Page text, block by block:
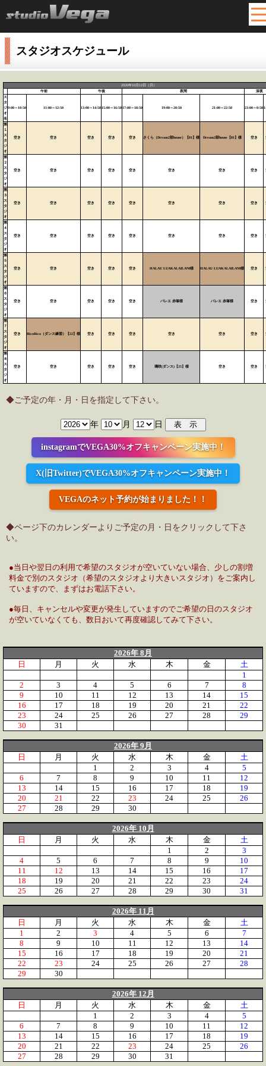
スタジオスケジュール
2026年10月12日（月）
午前
午後 夜間
深夜
ス
タ
ジ
オ
名
9:00～10:50 11:00～12:50 13:00～14:5015:00～16:5017:00～18:50 19:00～20:50 21:00～22:50 23:00～0:50
第
１
ス
タ
ジ
オ
空き 空き 空き 空き 空き さくら（Dream2部house）【81】様 Dream2部house【81】様 空き
第
２
ス
タ
ジ
オ
空き 空き 空き 空き 空き 空き 空き 空き
第
３
ス
タ
ジ
オ
空き 空き 空き 空き 空き 空き 空き 空き
第
４
ス
タ
ジ
オ
空き 空き 空き 空き 空き 空き 空き 空き
第
５
ス
タ
ジ
オ
空き 空き 空き 空き 空き HALAU LUAKALAILANI様 HALAU LUAKALAILANI様 空き
第
６
ス
タ
ジ
オ
空き 空き 空き 空き 空き バレエ 赤塚様 バレエ 赤塚様 空き
第
７
ス
タ
ジ
オ
空き RicoRico（ダンス練習）【22】様 空き 空き 空き 空き 空き 空き
第
８
ス
タ
ジ
オ
空き 空き 空き 空き 空き 璃咲(ダンス)【25】様 空き 空き
◆ご予定の年・月・日を指定して下さい。
年 月 日
instagramでVEGA30%オフキャンペーン実施中！
X(旧Twitter)でVEGA30%オフキャンペーン実施中！
VEGAのネット予約が始まりました！！
◆ページ下のカレンダーよりご予定の月・日をクリックして下さ
い。
●当日や翌日の利用で希望のスタジオが空いていない場合、少しの割増
料金で別のスタジオ（希望のスタジオより大きいスタジオ）をご案内し
ていますので、まずはお電話下さい。
●毎日、キャンセルや変更が発生していますのでご希望の日のスタジオ
が空いていなくても、数日おいて再度確認してみて下さい。
2026年 8月
日
月 火 水 木 金
土
1
2
3 4 5 6 7
8
9
10 11 12 13 14
15
16
17 18 19 20 21
22
23
24 25 26 27 28
29
30
31
2026年 9月
日
月 火 水 木 金
土
1
2 3 4
5
6
7 8 9 10 11
12
13
14 15 16 17 18
19
20
21 22 23 24 25
26
27
28 29 30
2026年 10月
日
月 火 水 木 金
土
1
2
3
4
5 6 7 8 9
10
11
12 13 14 15 16
17
18
19 20 21 22 23
24
25
26 27 28 29 30 31
2026年 11月
日
月 火 水 木 金
土
1
2 3 4 5 6
7
8
9 10 11 12 13
14
15
16 17 18 19 20
21
22
23 24 25 26 27
28
29
30
2026年 12月
日
月 火 水 木 金
土
1
2 3 4
5
6
7 8 9 10 11
12
13
14 15 16 17 18
19
20
21 22 23 24 25
26
27
28 29 30 31